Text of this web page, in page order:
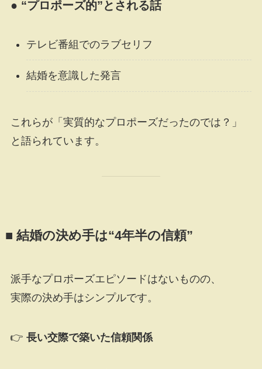
● “プロポーズ的”とされる話
テレビ番組でのラブセリフ
結婚を意識した発言
これらが「実質的なプロポーズだったのでは？」
と語られています。
■ 結婚の決め手は“4年半の信頼”
派手なプロポーズエピソードはないものの、
実際の決め手はシンプルです。
👉 長い交際で築いた信頼関係